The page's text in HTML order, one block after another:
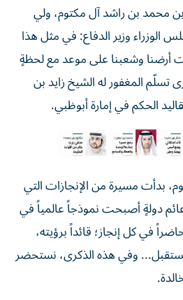
محمد بن راشد آل مكتوم، ولي
وزير الدفاع: في مثل هذا
أرضنا وشعبنا على موعد مع لحظةٍ
المغفور له الشيخ زايد بن
الحكم في إمارة أبوظبي.
بدأت مسيرة من الإنجازات التي
دولةٍ أصبحت نموذجاً عالمياً في
في كل إنجاز؛ قائداً برؤيته،
وفي هذه الذكرى، نستحضر